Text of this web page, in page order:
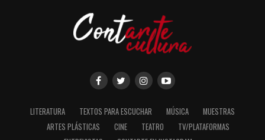
LITERATURA TEXTOS PARA ESCUCHAR MÚSICA
MUESTRAS
ARTES PLÁSTICAS
CINE TEATRO
TV/PLATAFORMAS